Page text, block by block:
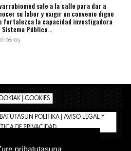
sale a la calle para dar a
su labor y exigir un convenio digno
fortalezca la capacidad investigadora
Sistema Público...
08-05
| COOKIES
POLITIKA | AVISO LEGAL Y
DE PRIVACIDAD